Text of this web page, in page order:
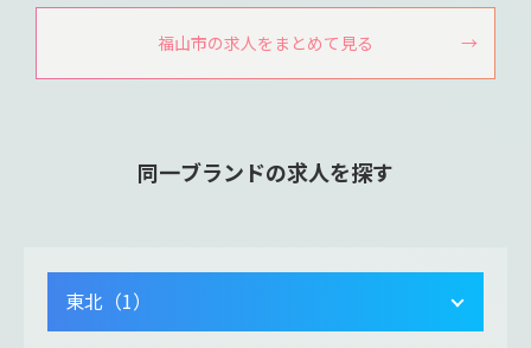
福山市の求人をまとめて見る
同一ブランドの求人を探す
東北（1）